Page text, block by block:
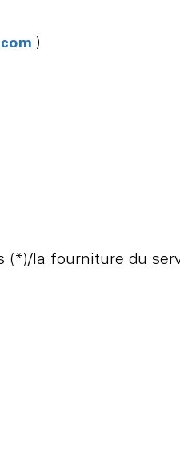
.)
(*)/la fourniture du